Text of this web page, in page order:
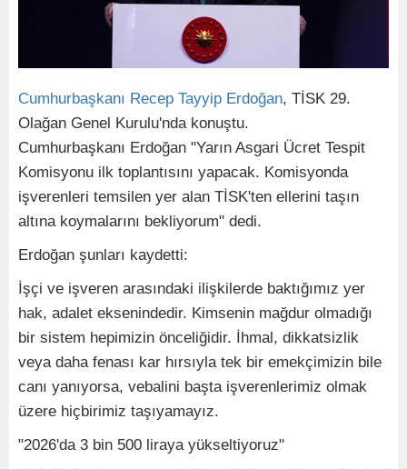
Cumhurbaşkanı Recep Tayyip Erdoğan, TİSK 29.
Olağan Genel Kurulu'nda konuştu.
Cumhurbaşkanı Erdoğan "Yarın Asgari Ücret Tespit
Komisyonu ilk toplantısını yapacak. Komisyonda
işverenleri temsilen yer alan TİSK'ten ellerini taşın
altına koymalarını bekliyorum" dedi.
Erdoğan şunları kaydetti:
İşçi ve işveren arasındaki ilişkilerde baktığımız yer
hak, adalet eksenindedir. Kimsenin mağdur olmadığı
bir sistem hepimizin önceliğidir. İhmal, dikkatsizlik
veya daha fenası kar hırsıyla tek bir emekçimizin bile
canı yanıyorsa, vebalini başta işverenlerimiz olmak
üzere hiçbirimiz taşıyamayız.
"2026'da 3 bin 500 liraya yükseltiyoruz"